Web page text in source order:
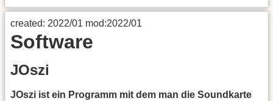
created: 2022/01 mod:2022/01
Software
JOszi
JOszi ist ein Programm mit dem man die Soundkarte